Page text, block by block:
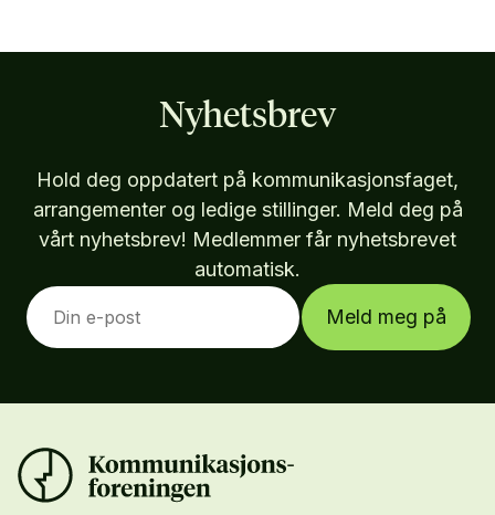
Nyhetsbrev
Hold deg oppdatert på kommunikasjonsfaget,
arrangementer og ledige stillinger. Meld deg på
vårt nyhetsbrev! Medlemmer får nyhetsbrevet
automatisk.
Meld meg på